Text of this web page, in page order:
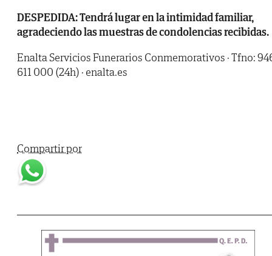
DESPEDIDA: Tendrá lugar en la intimidad familiar,
agradeciendo las muestras de condolencias recibidas.
Enalta Servicios Funerarios Conmemorativos · Tfno:
611 000 (24h) · enalta.es
Compartir por